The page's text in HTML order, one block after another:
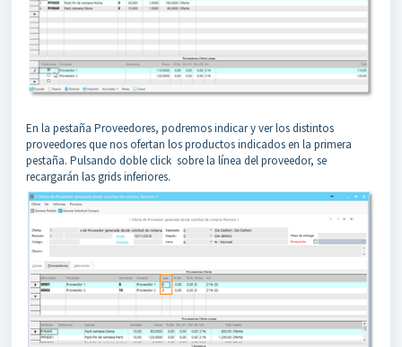
En la pestaña Proveedores, podremos indicar y ver los distintos
proveedores que nos ofertan los productos indicados en la primera
pestaña. Pulsando doble click sobre la línea del proveedor, se
recargarán las grids inferiores.